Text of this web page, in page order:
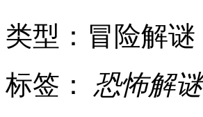
类型：冒险解谜
标签： 恐怖解谜